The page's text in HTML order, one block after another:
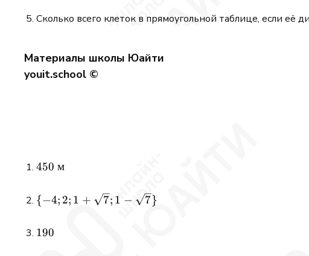
Сколько всего клеток в прямоугольной таблице, если её
Материалы школы Юайти
youit.school ©
450\
450 м
\{-4; 2;
1-
\sqrt{7}\}
{−4; 2; 1 + 7; 1 − 7}
190
190